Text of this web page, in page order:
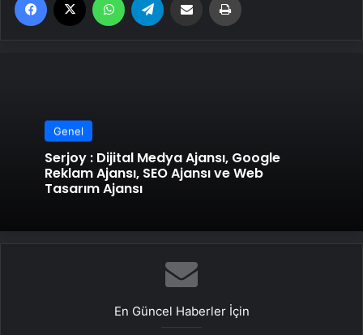
Genel
Serjoy : Dijital Medya Ajansı, Google
Reklam Ajansı, SEO Ajansı ve Web
Tasarım Ajansı
En Güncel Haberler İçin